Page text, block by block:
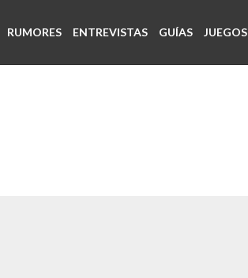
RUMORES ENTREVISTAS GUÍAS JUEGOS